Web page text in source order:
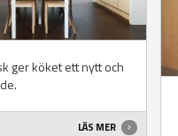
ger köket ett nytt och
LÄS MER